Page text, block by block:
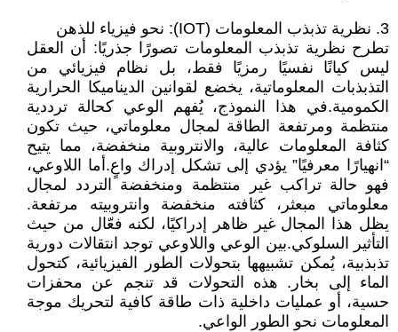
3. نظرية تذبذب المعلومات (IOT): نحو فيزياء للذهن
‎ تطرح نظرية تذبذب المعلومات تصورًا جذريًا: أن العقل
ليس كيانًا نفسيًا رمزيًا فقط، بل نظام فيزيائي من
التذبذبات المعلوماتية، يخضع لقوانين الديناميكا الحرارية
الكمومية. في هذا النموذج، يُفهم الوعي كحالة ترددية
منتظمة ومرتفعة الطاقة لمجال معلوماتي، حيث تكون
كثافة المعلومات عالية، والانتروبية منخفضة، مما يتيح
“انهيارًا معرفيًا” يؤدي إلى تشكل إدراك واعٍ. أما اللاوعي،
فهو حالة تراكب غير منتظمة ومنخفضة التردد لمجال
معلوماتي مبعثر، كثافته منخفضة وانتروبيته مرتفعة.
يظل هذا المجال غير ظاهر إدراكيًا، لكنه فعّال من حيث
التأثير السلوكي. بين الوعي واللاوعي توجد انتقالات دورية
تذبذبية، يُمكن تشبيهها بتحولات الطور الفيزيائية، كتحول
الماء إلى بخار. هذه التحولات قد تنجم عن محفزات
حسية، أو عمليات داخلية ذات طاقة كافية لتحريك موجة
المعلومات نحو الطور الواعي.